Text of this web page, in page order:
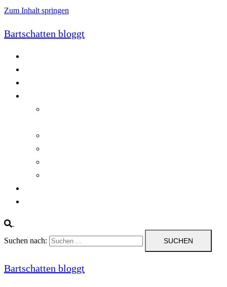
Zum Inhalt springen
Bartschatten bloggt
Suchen nach:
Bartschatten bloggt